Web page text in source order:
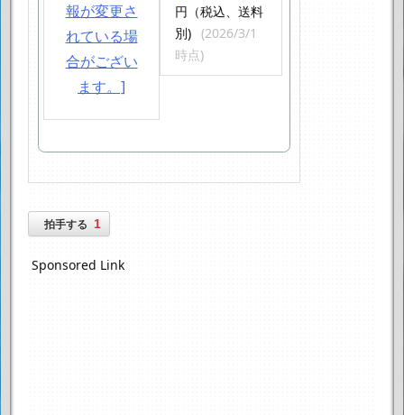
円（税込、送料
別) (2026/3/1
時点)
拍手する 1
Sponsored Link